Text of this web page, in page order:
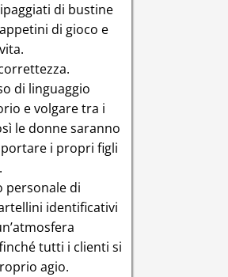
di bustine
di gioco e
di linguaggio
e volgare tra i
le donne saranno
i propri figli
personale di
identificativi
tutti i clienti si
agio.